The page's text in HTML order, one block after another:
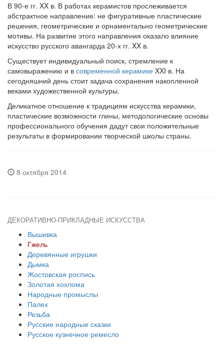
В 90-е гг. XX в. В работах керамистов прослеживается
абстрактное на­правление: не фигуративные пластические
решения, геометрические и орна­ментально геометрические
мотивы. На развитие этого направления оказало влияние
искусство русского авангарда 20-х гг. XX в.
Существует индивидуальный поиск, стремление к
самовыражению и в современной керамике XXI в. На
сегодняшний день стоит задача сохранения накопленной
веками художествен­ной культуры.
Деликатное отношение к традициям искусства керамики,
пластические возможности глины, методологические основы
профессионального обу­чения дадут свои положительные
результаты в формировании творческой школы страны.
8 октября 2014
ДЕКОРАТИВНО-ПРИКЛАДНЫЕ ИСКУССТВА
Вышивка
Гжель
Деревянные игрушки
Дымка
Жостовская роспись
Золотая хохлома
Народные промыслы
Палех
Резьба
Русские народные сказки
Русское кузнечное ремесло